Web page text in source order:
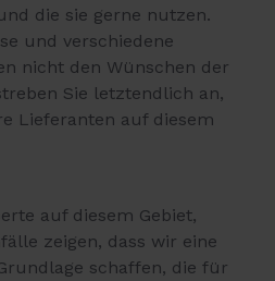
die sie gerne nutzen.
und verschiedene
nicht den Wünschen der
Sie letztendlich an,
Lieferanten auf diesem
auf diesem Gebiet,
zeigen, dass wir eine
schaffen, die für